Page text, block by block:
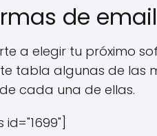
de
a elegir tu próximo
tabla algunas de las
cada una de ellas.